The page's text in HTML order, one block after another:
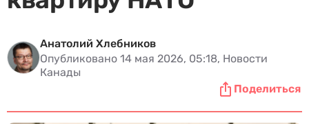
Анатолий Хлебников
Опубликовано 14 мая 2026, 05:18, Новости
Канады
Поделиться